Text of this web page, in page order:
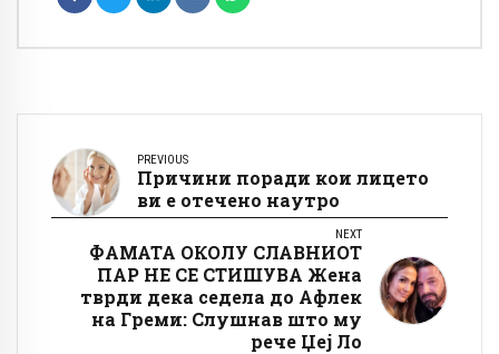
PREVIOUS
Причини поради кои лицето
ви е отечено наутро
NEXT
ФАМАТА ОКОЛУ СЛАВНИОТ
ПАР НЕ СЕ СТИШУВА Жена
тврди дека седела до Афлек
на Греми: Слушнав што му
рече Џеј Ло